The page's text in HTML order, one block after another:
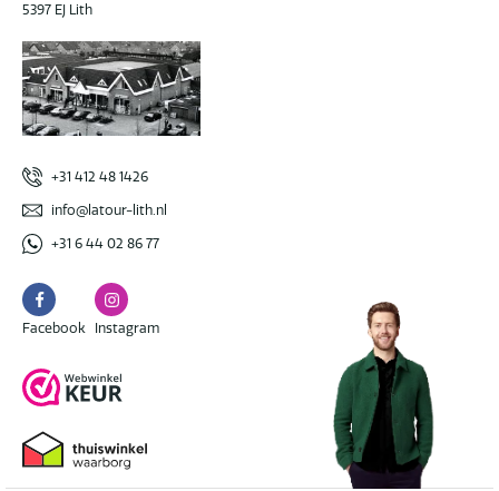
5397 EJ Lith
+31 412 48 1426
info@latour-lith.nl
+31 6 44 02 86 77
Facebook
Facebook
Instagram
Instagram